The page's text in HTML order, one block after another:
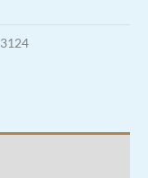
3124